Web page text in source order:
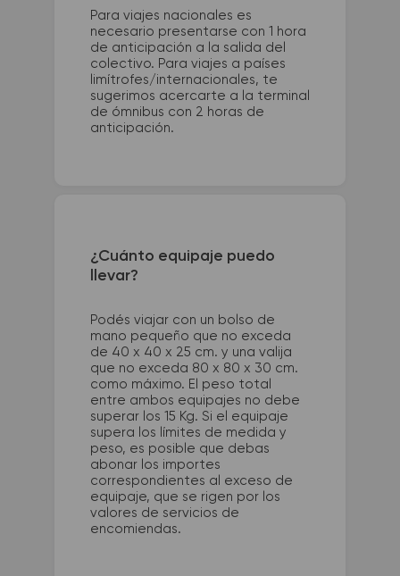
Para viajes nacionales es
necesario presentarse con 1 hora
de anticipación a la salida del
colectivo. Para viajes a países
limítrofes/internacionales, te
sugerimos acercarte a la terminal
de ómnibus con 2 horas de
anticipación.
¿Cuánto equipaje puedo
llevar?
Podés viajar con un bolso de
mano pequeño que no exceda
de 40 x 40 x 25 cm. y una valija
que no exceda 80 x 80 x 30 cm.
como máximo. El peso total
entre ambos equipajes no debe
superar los 15 Kg. Si el equipaje
supera los límites de medida y
peso, es posible que debas
abonar los importes
correspondientes al exceso de
equipaje, que se rigen por los
valores de servicios de
encomiendas.